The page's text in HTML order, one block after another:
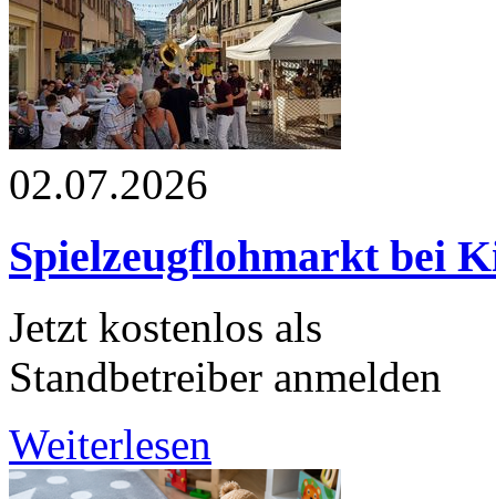
02.07.2026
Spielzeugflohmarkt bei
Jetzt kostenlos als
Standbetreiber anmelden
Weiterlesen